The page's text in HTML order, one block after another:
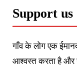
Support us
गाँव के लोग एक
आश्वस्त करता है और